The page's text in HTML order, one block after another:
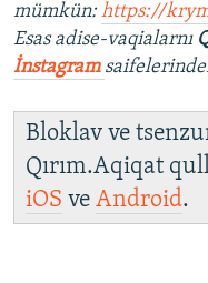
mümkün:https://
Esas adise-vaqialarnı
İnstagram
Bloklav ve
Qırım.Aqiqat
iOS ve Android.